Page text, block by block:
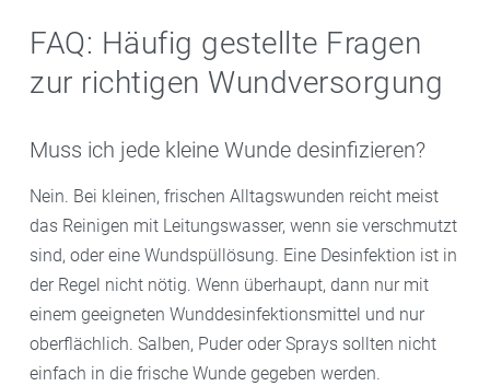
FAQ: Häufig gestellte Fragen
zur richtigen Wundversorgung
Muss ich jede kleine Wunde desinfizieren?
Nein. Bei kleinen, frischen Alltagswunden reicht meist
das Reinigen mit Leitungswasser, wenn sie verschmutzt
sind, oder eine Wundspüllösung. Eine Desinfektion ist in
der Regel nicht nötig. Wenn überhaupt, dann nur mit
einem geeigneten Wunddesinfektionsmittel und nur
oberflächlich. Salben, Puder oder Sprays sollten nicht
einfach in die frische Wunde gegeben werden.